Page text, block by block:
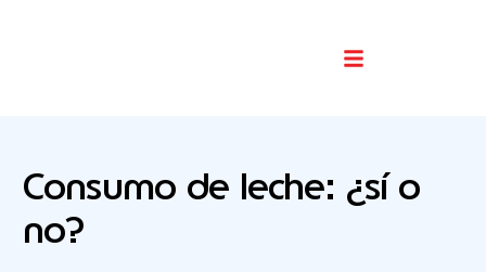
Consumo de leche: ¿sí o
no?